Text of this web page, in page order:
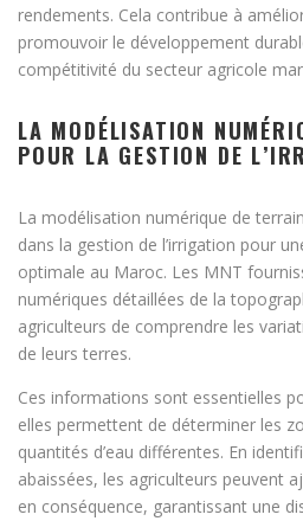
rendements. Cela contribue à
promouvoir le développement
compétitivité du secteur agricole
LA MODÉLISATION
POUR LA GESTION DE
La modélisation numérique de
dans la gestion de l’irrigation pour
optimale au Maroc. Les MNT
numériques détaillées de la
agriculteurs de comprendre les
de leurs terres.
Ces informations sont essentielles
elles permettent de déterminer les
quantités d’eau différentes. En
abaissées, les agriculteurs peuvent
en conséquence, garantissant une